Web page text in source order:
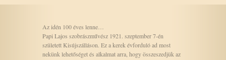
Az idén 100 éves lenne…
Papi Lajos szobrászművész 1921. szeptember 7-én
született Kisújszálláson. Ez a kerek évforduló ad most
nekünk lehetőséget és alkalmat arra, hogy összeszedjük az